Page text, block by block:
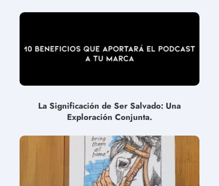
La Significación de Ser Salvado: Una
Exploración Conjunta.